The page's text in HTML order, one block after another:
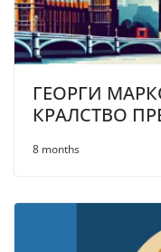
ГЕОРГИ
КРАЛСТВО
8 months